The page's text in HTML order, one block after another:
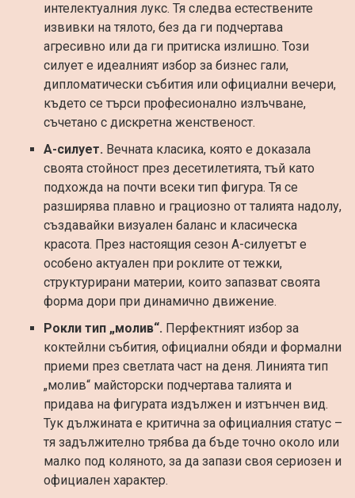
интелектуалния лукс. Тя следва естествените
извивки на тялото, без да ги подчертава
агресивно или да ги притиска излишно. Този
силует е идеалният избор за бизнес гали,
дипломатически събития или официални вечери,
където се търси професионално излъчване,
съчетано с дискретна женственост.
А-силует. Вечната класика, която е доказала
своята стойност през десетилетията, тъй като
подхожда на почти всеки тип фигура. Тя се
разширява плавно и грациозно от талията надолу,
създавайки визуален баланс и класическа
красота. През настоящия сезон А-силуетът е
особено актуален при роклите от тежки,
структурирани материи, които запазват своята
форма дори при динамично движение.
Рокли тип „молив“. Перфектният избор за
коктейлни събития, официални обяди и формални
приеми през светлата част на деня. Линията тип
„молив“ майсторски подчертава талията и
придава на фигурата издължен и изтънчен вид.
Тук дължината е критична за официалния статус –
тя задължително трябва да бъде точно около или
малко под коляното, за да запази своя сериозен и
официален характер.